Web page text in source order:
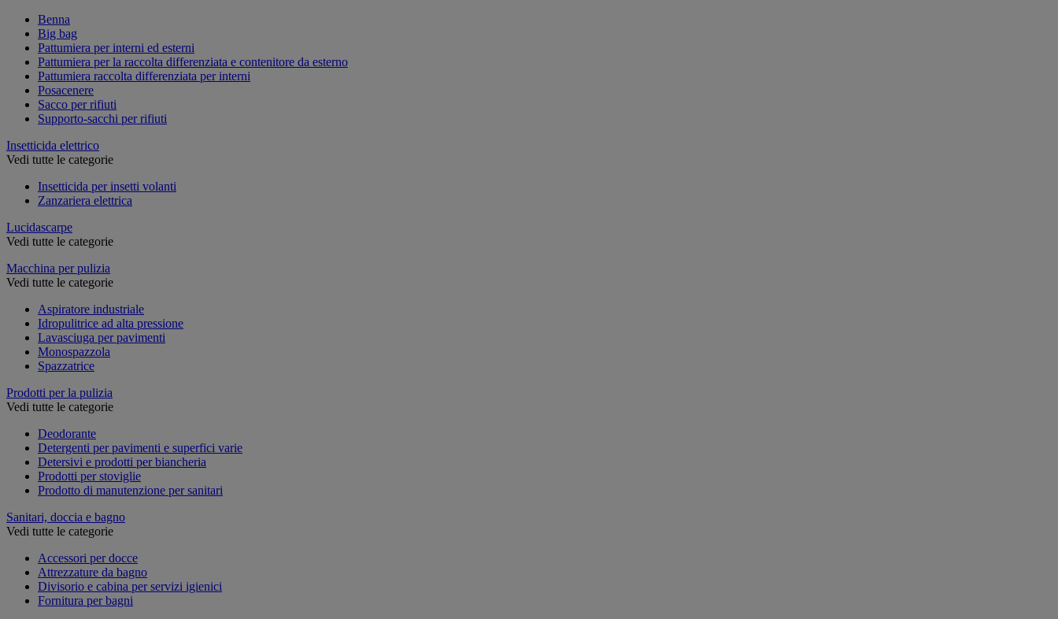
Benna
Big bag
Pattumiera per interni ed esterni
Pattumiera per la raccolta differenziata e contenitore da esterno
Pattumiera raccolta differenziata per interni
Posacenere
Sacco per rifiuti
Supporto-sacchi per rifiuti
Insetticida elettrico
Vedi tutte le categorie
Insetticida per insetti volanti
Zanzariera elettrica
Lucidascarpe
Vedi tutte le categorie
Macchina per pulizia
Vedi tutte le categorie
Aspiratore industriale
Idropulitrice ad alta pressione
Lavasciuga per pavimenti
Monospazzola
Spazzatrice
Prodotti per la pulizia
Vedi tutte le categorie
Deodorante
Detergenti per pavimenti e superfici varie
Detersivi e prodotti per biancheria
Prodotti per stoviglie
Prodotto di manutenzione per sanitari
Sanitari, doccia e bagno
Vedi tutte le categorie
Accessori per docce
Attrezzature da bagno
Divisorio e cabina per servizi igienici
Fornitura per bagni